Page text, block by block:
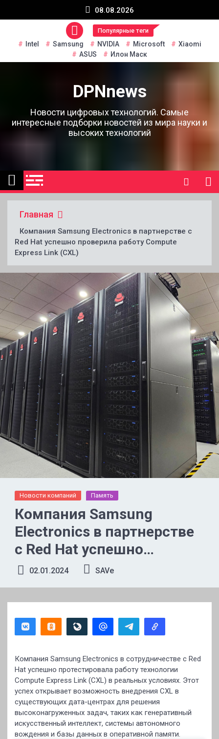
08.08.2026
Популярные теги
Intel Samsung NVIDIA Microsoft
Xiaomi
ASUS
Илон Маск
DPNnews
Новости цифровых технологий. Самые
интересные подборки новостей из мира науки и
высоких технологий
Главная
Компания Samsung Electronics в партнерстве с
Red Hat успешно проверила работу Compute
Express Link (CXL)
Новости компаний Память
Компания Samsung
Electronics в партнерстве
с Red Hat успешно
проверила работу
Compute Express Link (CXL)
02.01.2024 SAVe
Компания Samsung Electronics в сотрудничестве с Red
Hat успешно протестировала работу технологии
Compute Express Link (CXL) в реальных условиях. Этот
успех открывает возможность внедрения CXL в
существующих дата-центрах для решения
высоконагруженных задач, таких как генеративный
искусственный интеллект, системы автономного
вождения и базы данных в оперативной памяти.